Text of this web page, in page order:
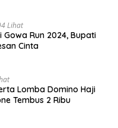
Lihat
Gowa Run 2024, Bupati
Cinta
Lomba Domino Haji
Tembus 2 Ribu